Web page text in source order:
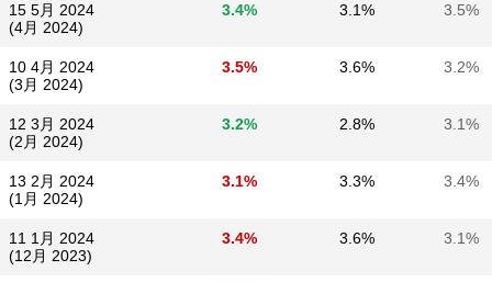
15 5月 2024
(4月 2024)
3.4% 3.1% 3.5%
10 4月 2024
(3月 2024)
3.5% 3.6% 3.2%
12 3月 2024
(2月 2024)
3.2% 2.8% 3.1%
13 2月 2024
(1月 2024)
3.1% 3.3% 3.4%
11 1月 2024
(12月 2023)
3.4% 3.6% 3.1%